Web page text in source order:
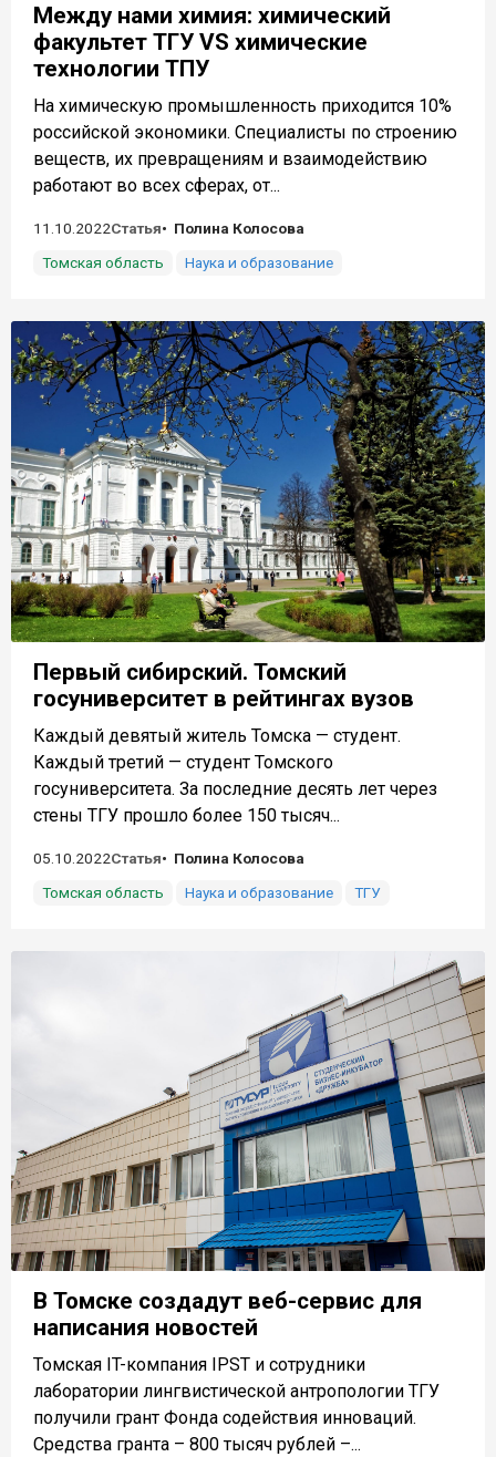
Между нами химия: химический
факультет ТГУ VS химические
технологии ТПУ
На химическую промышленность приходится 10%
российской экономики. Специалисты по строению
веществ, их превращениям и взаимодействию
работают во всех сферах, от...
11.10.2022Статья
Полина Колосова
Томская область
Наука и образование
Первый сибирский. Томский
госуниверситет в рейтингах вузов
Каждый девятый житель Томска — студент.
Каждый третий — студент Томского
госуниверситета. За последние десять лет через
стены ТГУ прошло более 150 тысяч...
05.10.2022Статья
Полина Колосова
Томская область
Наука и образование ТГУ
В Томске создадут веб-сервис для
написания новостей
Томская IT-компания IPST и сотрудники
лаборатории лингвистической антропологии ТГУ
получили грант Фонда содействия инноваций.
Средства гранта – 800 тысяч рублей –...